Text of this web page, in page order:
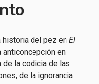
historia del pez en El
anticoncepción en
de la codicia de las
de la ignorancia